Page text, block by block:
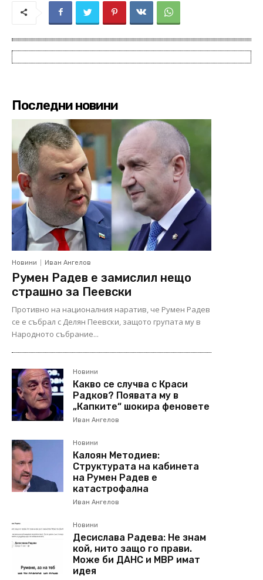
Последни новини
Новини Иван Ангелов
Румен Радев е замислил нещо
страшно за Пеевски
Противно на националния наратив, че Румен Радев
се е събрал с Делян Пеевски, защото групата му в
Народното събрание...
Новини
Какво се случва с Краси
Радков? Появата му в
„Капките“ шокира феновете
Иван Ангелов
Новини
Калоян Методиев:
Структурата на кабинета
на Румен Радев е
катастрофална
Иван Ангелов
Новини
Десислава Радева: Не знам
кой, нито защо го прави.
Може би ДАНС и МВР имат
идея